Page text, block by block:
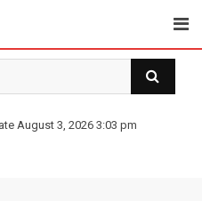
August 3, 2026 3:03 pm